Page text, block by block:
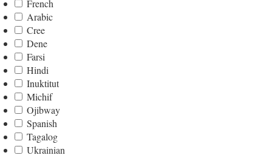
French
Arabic
Cree
Dene
Farsi
Hindi
Inuktitut
Michif
Ojibway
Spanish
Tagalog
Ukrainian